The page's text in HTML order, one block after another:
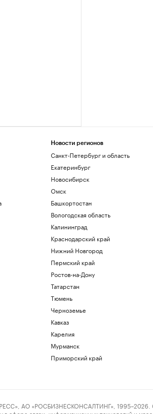
Новости регионов
Санкт-Петербург и область
Екатеринбург
Новосибирск
Омск
Башкортостан
Вологодская область
Калининград
Краснодарский край
Нижний Новгород
Пермский край
Ростов-на-Дону
Татарстан
Тюмень
Черноземье
Кавказ
Карелия
Мурманск
Приморский край
АО «РОСБИЗНЕСКОНСАЛТИНГ», 1995–2026.